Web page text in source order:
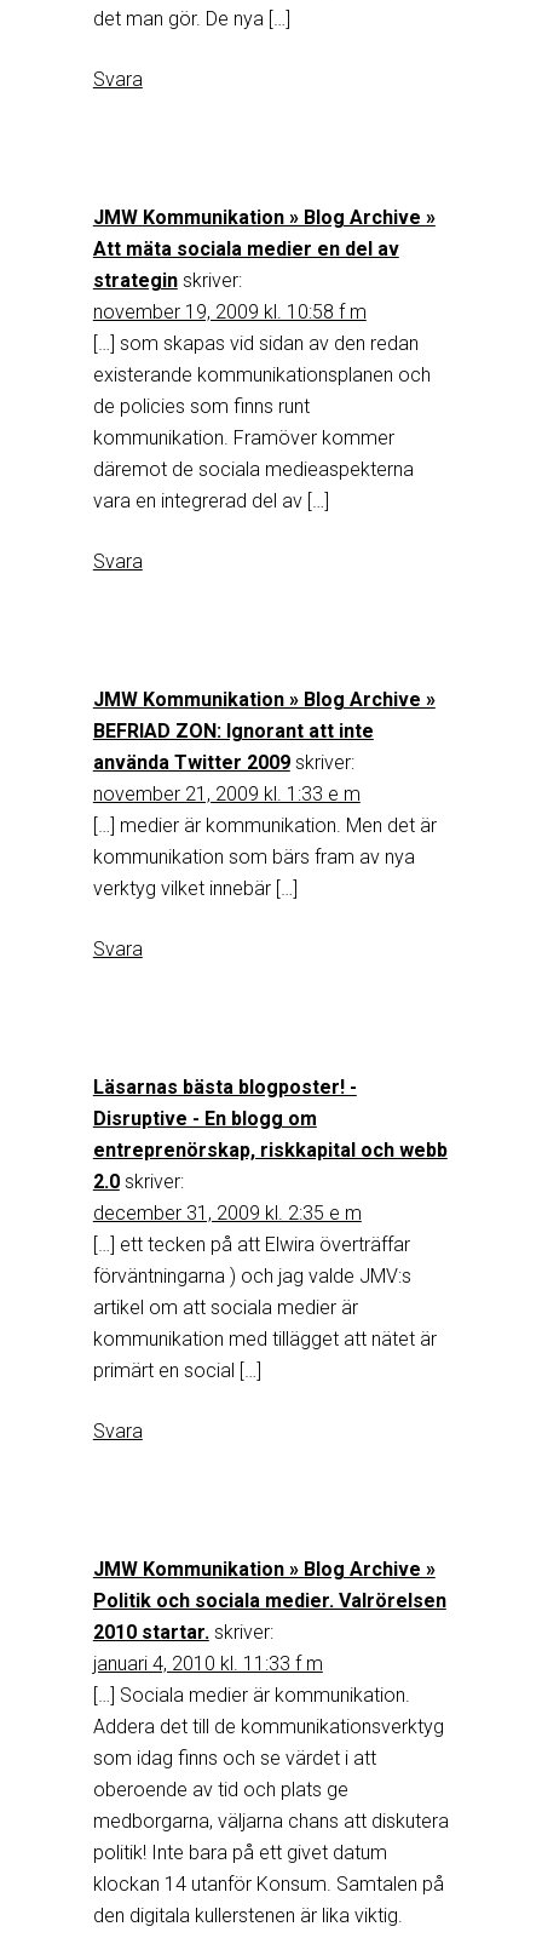
det man gör. De nya […]
Svara
JMW Kommunikation » Blog Archive »
Att mäta sociala medier en del av
strategin skriver:
november 19, 2009 kl. 10:58 f m
[…] som skapas vid sidan av den redan
existerande kommunikationsplanen och
de policies som finns runt
kommunikation. Framöver kommer
däremot de sociala medieaspekterna
vara en integrerad del av […]
Svara
JMW Kommunikation » Blog Archive »
BEFRIAD ZON: Ignorant att inte
använda Twitter 2009 skriver:
november 21, 2009 kl. 1:33 e m
[…] medier är kommunikation. Men det är
kommunikation som bärs fram av nya
verktyg vilket innebär […]
Svara
Läsarnas bästa blogposter! -
Disruptive - En blogg om
entreprenörskap, riskkapital och webb
2.0 skriver:
december 31, 2009 kl. 2:35 e m
[…] ett tecken på att Elwira överträffar
förväntningarna ) och jag valde JMV:s
artikel om att sociala medier är
kommunikation med tillägget att nätet är
primärt en social […]
Svara
JMW Kommunikation » Blog Archive »
Politik och sociala medier. Valrörelsen
2010 startar. skriver:
januari 4, 2010 kl. 11:33 f m
[…] Sociala medier är kommunikation.
Addera det till de kommunikationsverktyg
som idag finns och se värdet i att
oberoende av tid och plats ge
medborgarna, väljarna chans att diskutera
politik! Inte bara på ett givet datum
klockan 14 utanför Konsum. Samtalen på
den digitala kullerstenen är lika viktig.